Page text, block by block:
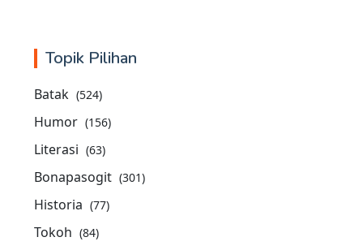
Topik Pilihan
Batak (524)
Humor (156)
Literasi (63)
Bonapasogit (301)
Historia (77)
Tokoh (84)